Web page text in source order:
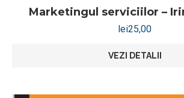
Marketingul serviciilor –
lei25,00
VEZI DETALII